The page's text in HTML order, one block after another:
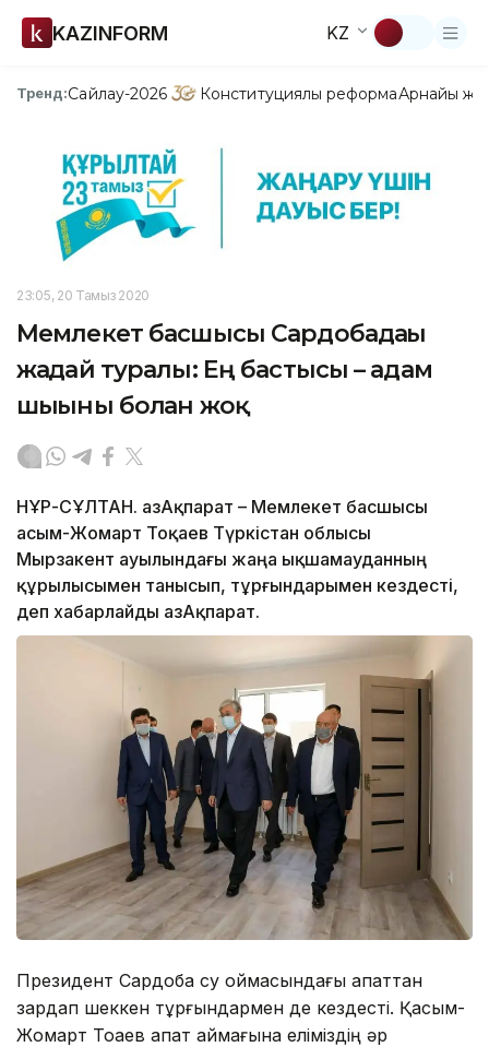
KAZINFORM KZ
Тренд:Сайлау-2026 Конституциялық реформаАрнайы
23:05, 20 Тамыз 2020
Мемлекет басшысы Сардобадағы
жағдай туралы: Ең бастысы – адам
шығыны болған жоқ
НҰР-СҰЛТАН. ҚазАқпарат – Мемлекет басшысы
Қасым-Жомарт Тоқаев Түркістан облысы
Мырзакент ауылындағы жаңа ықшамауданның
құрылысымен танысып, тұрғындарымен кездесті,
деп хабарлайды ҚазАқпарат.
Президент Сардоба су қоймасындағы апаттан
зардап шеккен тұрғындармен де кездесті. Қасым-
Жомарт Тоқаев апат аймағына еліміздің әр